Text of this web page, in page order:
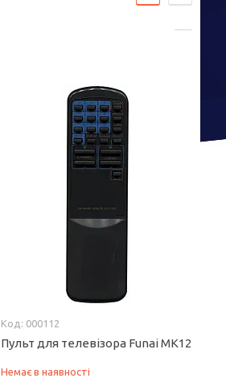
000112
Пульт для телевізора Funai MK12
Немає в наявності